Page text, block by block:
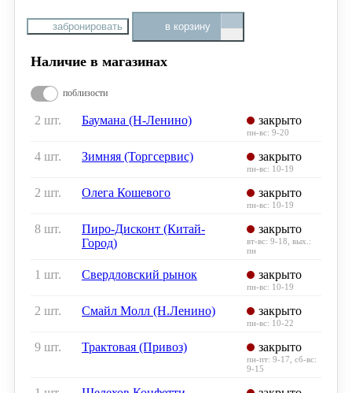
забронировать в корзину
Наличие в магазинах
поблизости
2 шт. Баумана (Н-Ленино) закрыто
пн-вс: 9-20
4 шт. Зимняя (Торгсервис) закрыто
пн-вс: 10-19
2 шт. Олега Кошевого закрыто
пн-вс: 10-19
8 шт.
Пиро-Дисконт (Китай-
Город)
закрыто
вт-вс: 9-18, вых.:
пн
1 шт. Свердловский рынок закрыто
пн-вс: 10-19
2 шт. Смайл Молл (Н.Ленино) закрыто
пн-вс: 10-22
9 шт. Трактовая (Привоз) закрыто
пн-пт: 9-17, сб-вс:
9-15